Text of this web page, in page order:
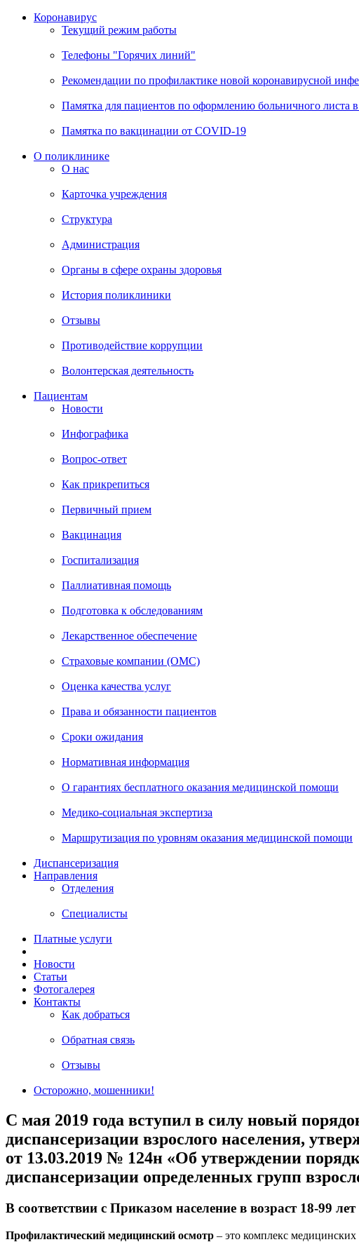
Коронавирус
Текущий режим работы
Телефоны "Горячих линий"
Рекомендации по профилактике новой коронавирусной
Памятка для пациентов по оформлению больничного листа
Памятка по вакцинации от COVID-19
О поликлинике
О нас
Карточка учреждения
Структура
Администрация
Органы в сфере охраны здоровья
История поликлиники
Отзывы
Противодействие коррупции
Волонтерская деятельность
Пациентам
Новости
Инфографика
Вопрос-ответ
Как прикрепиться
Первичный прием
Вакцинация
Госпитализация
Паллиативная помощь
Подготовка к обследованиям
Лекарственное обеспечение
Страховые компании (ОМС)
Оценка качества услуг
Права и обязанности пациентов
Сроки ожидания
Нормативная информация
О гарантиях бесплатного оказания медицинской помощи
Медико-социальная экспертиза
Маршрутизация по уровням оказания медицинской помощи
Диспансеризация
Направления
Отделения
Специалисты
Платные услуги
Новости
Статьи
Фотогалерея
Контакты
Как добраться
Обратная связь
Отзывы
Осторожно, мошенники!
С мая 2019 года вступил в силу новый
диспансеризации взрослого населения,
от 13.03.2019 № 124н «Об утверждении
диспансеризации определенных групп
В соответствии с Приказом население в возраст 18-99
Профилактический медицинский осмотр – это комплекс